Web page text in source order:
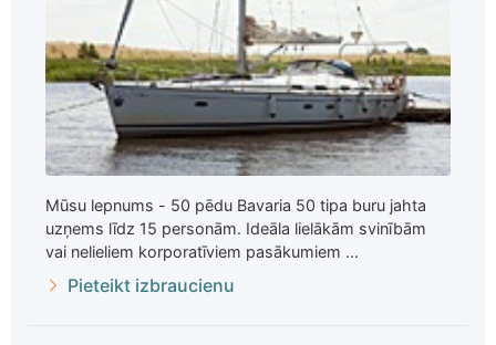
Mūsu lepnums - 50 pēdu Bavaria 50 tipa buru jahta
uzņems līdz 15 personām. Ideāla lielākām svinībām
vai nelieliem korporatīviem pasākumiem ...
Pieteikt izbraucienu